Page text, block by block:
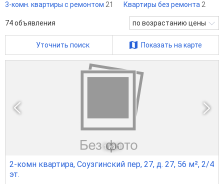
3-комн. квартиры с ремонтом 21 Квартиры без ремонта 2
74объявления по возрастанию цены
Уточнить поиск Показать на карте
1 из 1
2-комн квартира, Соузгинский пер, 27, д. 27, 56 м², 2/4
эт.